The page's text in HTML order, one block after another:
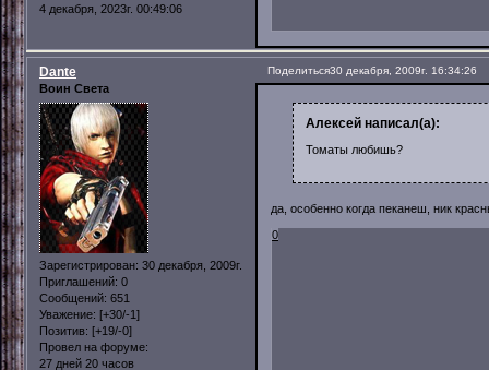
4 декабря, 2023г. 00:49:06
Поделиться30 декабря, 2009г. 16:34:26
Dante
Воин Света
Зарегистрирован: 30 декабря, 2009г.
Приглашений: 0
Сообщений: 651
Уважение: [+30/-1]
Позитив: [+19/-0]
Провел на форуме:
27 дней 20 часов
Алексей написал(а):
Томаты любишь?
да, особенно когда пеканеш, ник
0